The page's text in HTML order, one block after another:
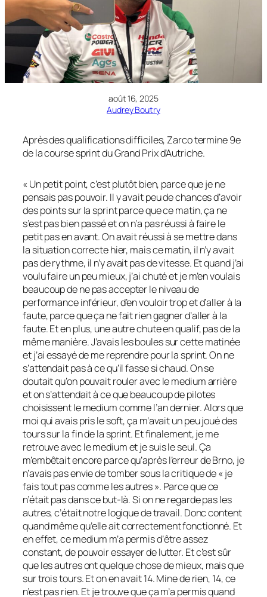
août 16, 2025
Audrey Boutry
Après des qualifications difficiles, Zarco termine 9e
de la course sprint du Grand Prix d’Autriche.
« Un petit point, c’est plutôt bien, parce que je ne
pensais pas pouvoir. Il y avait peu de chances d’avoir
des points sur la sprint parce que ce matin, ça ne
s’est pas bien passé et on n’a pas réussi à faire le
petit pas en avant. On avait réussi à se mettre dans
la situation correcte hier, mais ce matin, il n’y avait
pas de rythme, il n’y avait pas de vitesse. Et quand j’ai
voulu faire un peu mieux, j’ai chuté et je m’en voulais
beaucoup de ne pas accepter le niveau de
performance inférieur, d’en vouloir trop et d’aller à la
faute, parce que ça ne fait rien gagner d’aller à la
faute. Et en plus, une autre chute en qualif, pas de la
même manière. J’avais les boules sur cette matinée
et j’ai essayé de me reprendre pour la sprint. On ne
s’attendait pas à ce qu’il fasse si chaud. On se
doutait qu’on pouvait rouler avec le medium arrière
et on s’attendait à ce que beaucoup de pilotes
choisissent le medium comme l’an dernier. Alors que
moi qui avais pris le soft, ça m’avait un peu joué des
tours sur la fin de la sprint. Et finalement, je me
retrouve avec le medium et je suis le seul. Ça
m’embêtait encore parce qu’après l’erreur de Brno, je
n’avais pas envie de tomber sous la critique de « je
fais tout pas comme les autres ». Parce que ce
n’était pas dans ce but-là. Si on ne regarde pas les
autres, c’était notre logique de travail. Donc content
quand même qu’elle ait correctement fonctionné. Et
en effet, ce medium m’a permis d’être assez
constant, de pouvoir essayer de lutter. Et c’est sûr
que les autres ont quelque chose de mieux, mais que
sur trois tours. Et on en avait 14. Mine de rien, 14, ce
n’est pas rien. Et je trouve que ça m’a permis quand